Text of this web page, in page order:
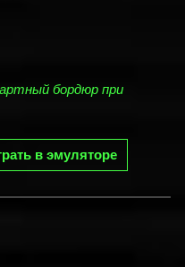
бордюр при
в эмуляторе